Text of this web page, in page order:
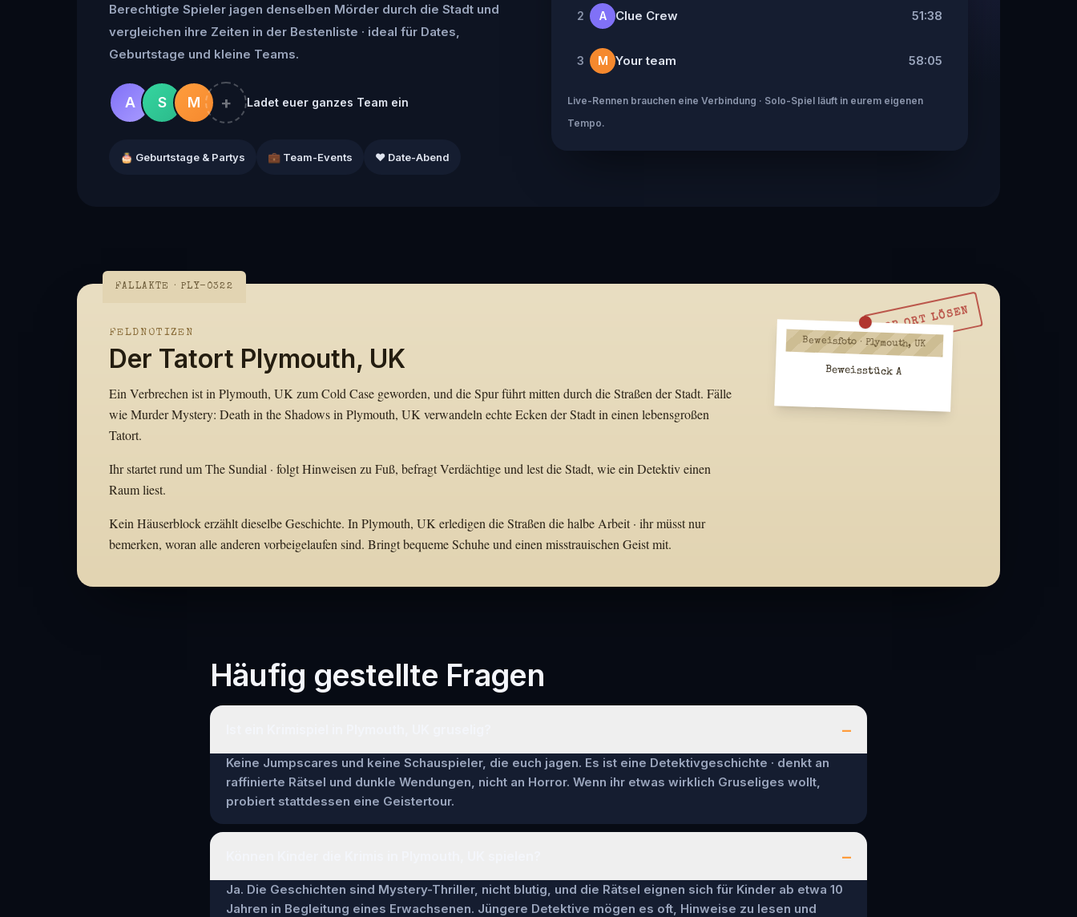
Berechtigte Spieler jagen denselben Mörder durch die Stadt und
vergleichen ihre Zeiten in der Bestenliste · ideal für Dates,
Geburtstage und kleine Teams.
A S M + Ladet euer ganzes Team ein
🎂 Geburtstage & Partys 💼 Team-Events ❤️ Date-Abend
2 A Clue Crew 51:38
3 M Your team 58:05
Live-Rennen brauchen eine Verbindung · Solo-Spiel läuft in eurem eigenen
Tempo.
FALLAKTE · PLY-0322
VOR ORT LÖSEN
FELDNOTIZEN
Der Tatort Plymouth, UK
Ein Verbrechen ist in Plymouth, UK zum Cold Case geworden, und die Spur führt mitten durch die Straßen der Stadt. Fälle
wie Murder Mystery: Death in the Shadows in Plymouth, UK verwandeln echte Ecken der Stadt in einen lebensgroßen
Tatort.
Ihr startet rund um The Sundial · folgt Hinweisen zu Fuß, befragt Verdächtige und lest die Stadt, wie ein Detektiv einen
Raum liest.
Kein Häuserblock erzählt dieselbe Geschichte. In Plymouth, UK erledigen die Straßen die halbe Arbeit · ihr müsst nur
bemerken, woran alle anderen vorbeigelaufen sind. Bringt bequeme Schuhe und einen misstrauischen Geist mit.
Beweisfoto · Plymouth, UK
Beweisstück A
Häufig gestellte Fragen
–
Keine Jumpscares und keine Schauspieler, die euch jagen. Es ist eine Detektivgeschichte · denkt an
raffinierte Rätsel und dunkle Wendungen, nicht an Horror. Wenn ihr etwas wirklich Gruseliges wollt,
probiert stattdessen eine Geistertour.
–
Ja. Die Geschichten sind Mystery-Thriller, nicht blutig, und die Rätsel eignen sich für Kinder ab etwa 10
Jahren in Begleitung eines Erwachsenen. Jüngere Detektive mögen es oft, Hinweise zu lesen und